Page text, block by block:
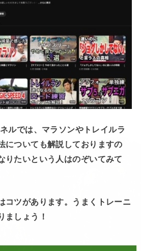
ルでは、マラソンやトレイルラ
についても解説しておりますの
りたいという人はのぞいてみて
コツがあります。うまくトレーニ
ましょう！